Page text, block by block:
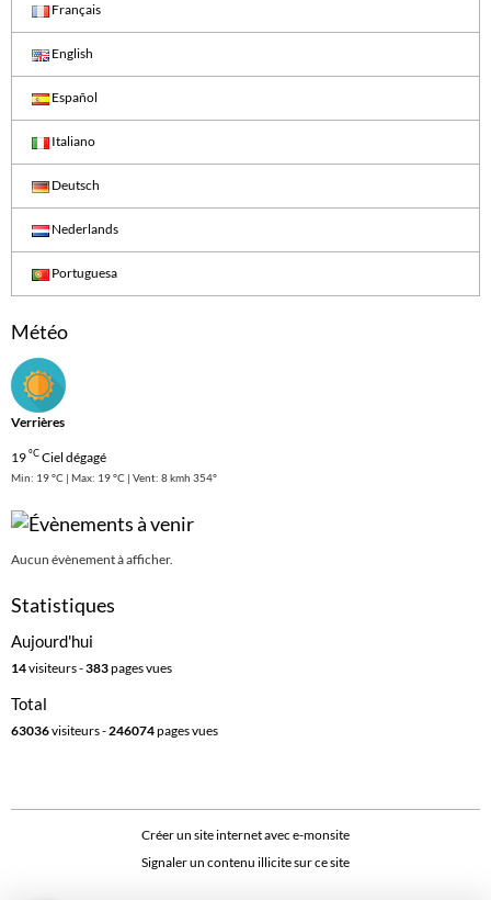
Français
English
Español
Italiano
Deutsch
Nederlands
Portuguesa
Météo
Verrières
19°CCiel dégagé
Min: 19 °C | Max: 19 °C | Vent: 8 kmh 354°
Aucun évènement à afficher.
Statistiques
Aujourd'hui
14visiteurs -383pages vues
Total
63036visiteurs -246074pages vues
Créer un site internet avec e-monsite
Signaler un contenu illicite sur ce site